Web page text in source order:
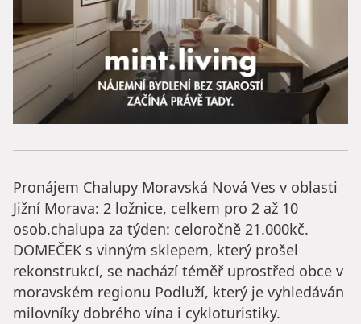
Pronájem Chalupy Moravská Nová Ves v oblasti
Jižní Morava: 2 ložnice, celkem pro 2 až 10
osob.chalupa za týden: celoročně 21.000kč.
DOMEČEK s vinným sklepem, který prošel
rekonstrukcí, se nachází téměř uprostřed obce v
moravském regionu Podluží, který je vyhledáván
milovníky dobrého vína i cykloturistiky.